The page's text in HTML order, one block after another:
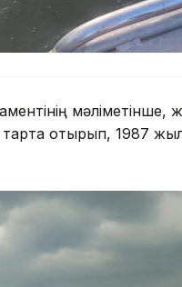
мәліметінше,
тарта отырып, 1987